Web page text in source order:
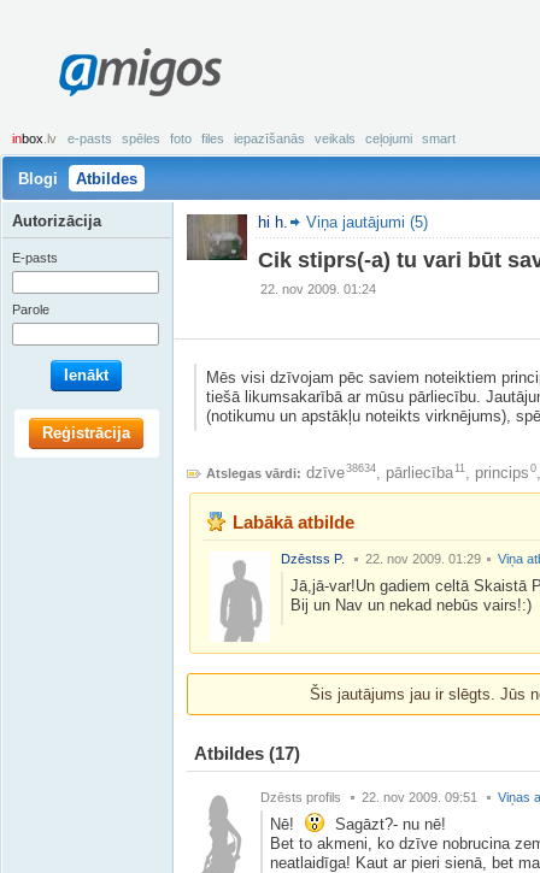
amigos
inbox .lv e-pasts spēles foto files iepazīšanās veikals ceļojumi smart
Blogi Atbildes
hi h. Viņa jautājumi (5)
Cik stiprs(-a) tu vari būt
22. nov 2009. 01:24
Mēs visi dzīvojam pēc saviem noteiktiem
tiešā likumsakarībā ar mūsu pārliecību.
(notikumu un apstākļu noteikts virknējums),
Atslegas vārdi: dzīve38634, pārliecība11, princips 0
Labākā atbilde
Dzēstss P. 22. nov 2009. 01:29 Viņa
Jā,jā-var!Un gadiem celtā Skaistā
Bij un Nav un nekad nebūs vairs!:)
Šis jautājums jau ir slēgts. Jūs
Atbildes (17)
Dzēsts profils 22. nov 2009. 09:51 Viņas
Nē!
Sagāzt?- nu nē!
Bet to akmeni, ko dzīve nobrucina
neatlaidīga! Kaut ar pieri sienā, bet
Autorizācija
E-pasts
Parole
Ienākt
Reģistrācija